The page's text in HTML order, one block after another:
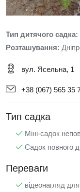
Тип дитячого садка:
Розташування:
вул. Ясельна, 1
+38 (067) 565 35
Тип садка
Міні-садок
Садок повного
Переваги
відеонагляд